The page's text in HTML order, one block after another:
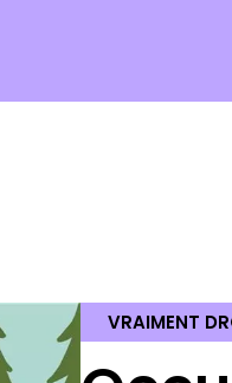
VRAIMENT